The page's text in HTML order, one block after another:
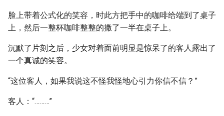
脸上带着公式化的笑容，时此方把手中的咖啡给端到了桌子
上，然后一整杯咖啡整整的撒了一半在桌子上。
沉默了片刻之后，少女对着面前明显是惊呆了的客人露出了
一个真诚的笑容。
“这位客人，如果我说这不怪我怪地心引力你信不信？”
客人：“………”